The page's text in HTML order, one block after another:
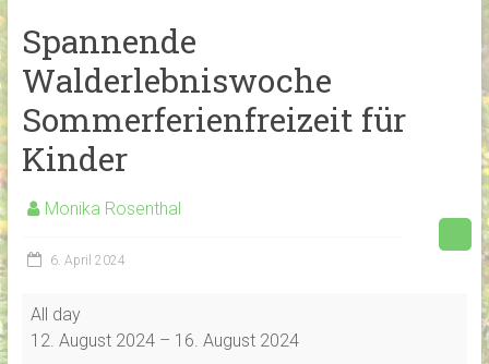
Spannende
Walderlebniswoche
Sommerferienfreizeit für
Kinder
Monika Rosenthal
6. April 2024
Walderlebniswoche
Sommerferienfreizeit
All day
12. August 2024 – 16. August 2024